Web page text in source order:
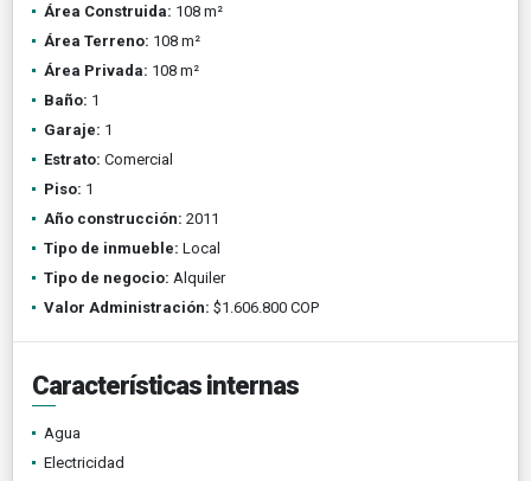
Área Construida: 108 m²
Área Terreno: 108 m²
Área Privada: 108 m²
Baño: 1
Garaje: 1
Estrato: Comercial
Piso: 1
Año construcción: 2011
Tipo de inmueble: Local
Tipo de negocio: Alquiler
Valor Administración: $1.606.800 COP
Características internas
Agua
Electricidad